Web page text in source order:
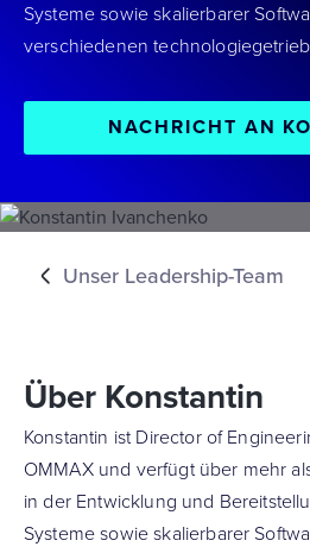
Systeme sowie skalierbarer
verschiedenen
NACHRICHT AN
Unser Leadership-Team
Über Konstantin
Konstantin ist Director of
OMMAX und verfügt über mehr
in der Entwicklung und
Systeme sowie skalierbarer